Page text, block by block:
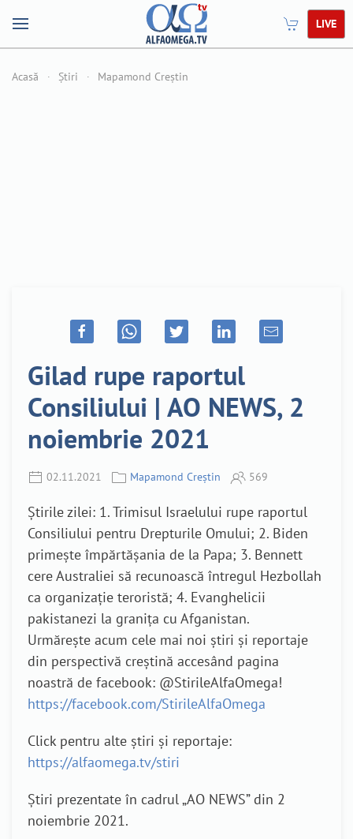
LIVE
Acasă Știri Mapamond Creștin
Gilad rupe raportul
Consiliului | AO NEWS, 2
noiembrie 2021
02.11.2021 Mapamond Creștin 569
Știrile zilei: 1. Trimisul Israelului rupe raportul
Consiliului pentru Drepturile Omului; 2. Biden
primește împărtășania de la Papa; 3. Bennett
cere Australiei să recunoască întregul Hezbollah
ca organizație teroristă; 4. Evanghelicii
pakistanezi la granița cu Afganistan.
Urmărește acum cele mai noi știri și reportaje
din perspectivă creștină accesând pagina
noastră de facebook: @StirileAlfaOmega!
https://facebook.com/StirileAlfaOmega
Click pentru alte știri și reportaje:
https://alfaomega.tv/stiri
Știri prezentate în cadrul „AO NEWS” din 2
noiembrie 2021.